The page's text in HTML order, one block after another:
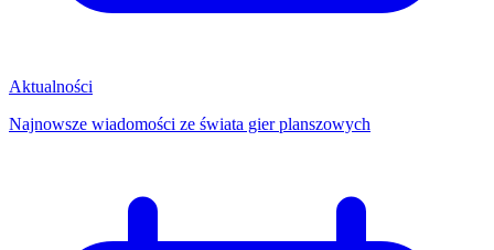
Aktualności
Najnowsze wiadomości ze świata gier planszowych